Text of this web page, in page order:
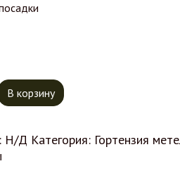
товара Гортензия Даймонд
В корзину
Н/Д Категория: Гортензия